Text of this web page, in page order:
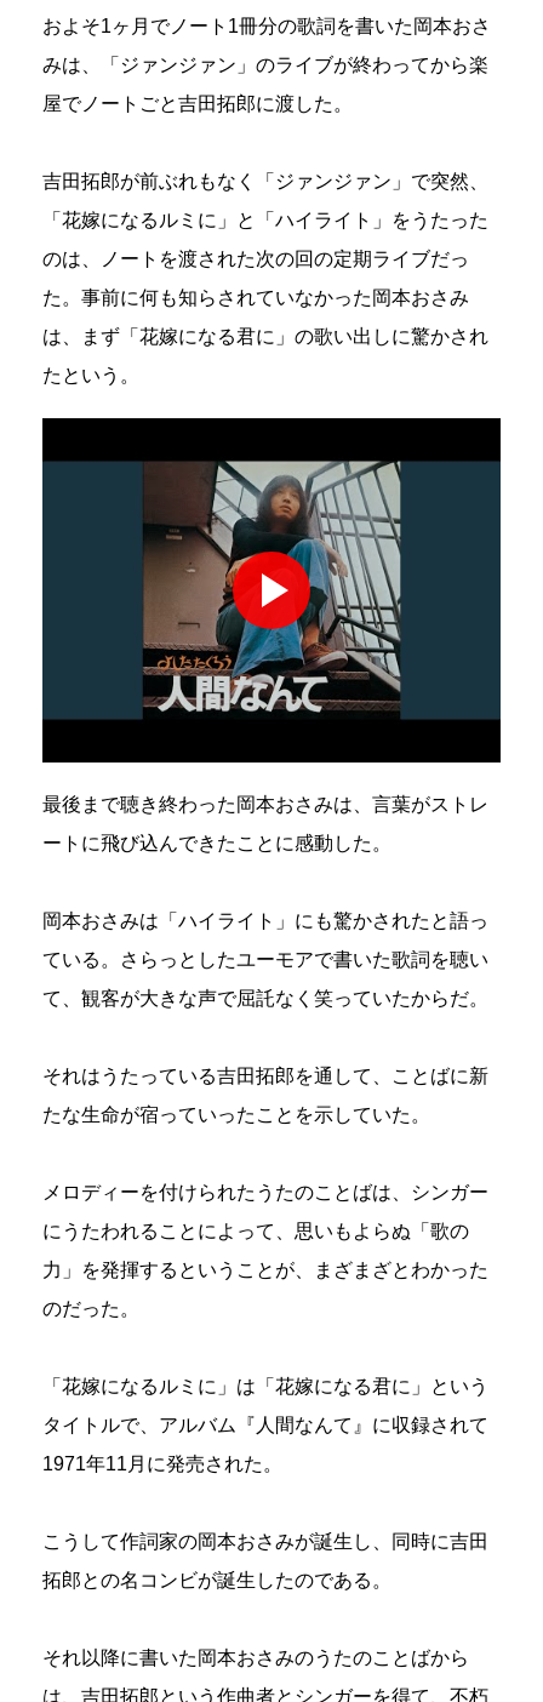
およそ1ヶ月でノート1冊分の歌詞を書いた岡本おさ
みは、「ジァンジァン」のライブが終わってから楽
屋でノートごと吉田拓郎に渡した。
吉田拓郎が前ぶれもなく「ジァンジァン」で突然、
「花嫁になるルミに」と「ハイライト」をうたった
のは、ノートを渡された次の回の定期ライブだっ
た。事前に何も知らされていなかった岡本おさみ
は、まず「花嫁になる君に」の歌い出しに驚かされ
たという。
最後まで聴き終わった岡本おさみは、言葉がストレ
ートに飛び込んできたことに感動した。
岡本おさみは「ハイライト」にも驚かされたと語っ
ている。さらっとしたユーモアで書いた歌詞を聴い
て、観客が大きな声で屈託なく笑っていたからだ。
それはうたっている吉田拓郎を通して、ことばに新
たな生命が宿っていったことを示していた。
メロディーを付けられたうたのことばは、シンガー
にうたわれることによって、思いもよらぬ「歌の
力」を発揮するということが、まざまざとわかった
のだった。
「花嫁になるルミに」は「花嫁になる君に」という
タイトルで、アルバム『人間なんて』に収録されて
1971年11月に発売された。
こうして作詞家の岡本おさみが誕生し、同時に吉田
拓郎との名コンビが誕生したのである。
それ以降に書いた岡本おさみのうたのことばから
は、吉田拓郎という作曲者とシンガーを得て、不朽